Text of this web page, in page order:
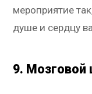
мероприятие
душе и сердцу
9. Мозговой